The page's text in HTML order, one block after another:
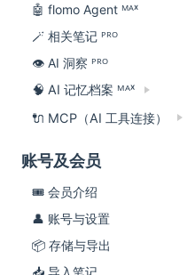
🤖 flomo Agent ᴹᴬˣ
🪄 相关笔记 ᴾᴿᴼ
👁 AI 洞察 ᴾᴿᴼ
🧠 AI 记忆档案 ᴹᴬˣ
🔌 MCP（AI 工具连接）
账号及会员
🎟 会员介绍
👤 账号与设置
📦 存储与导出